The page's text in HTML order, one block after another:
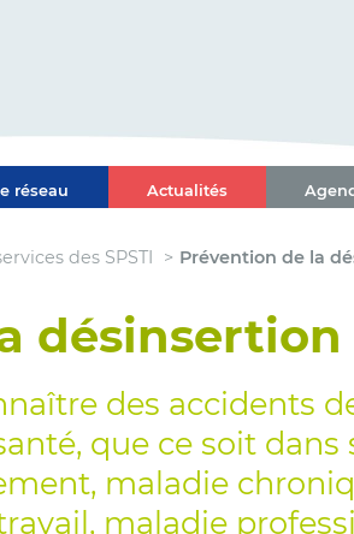
réseau Actualités
des SPSTI Prévention de la
des accidents
que ce soit dans
maladie
maladie